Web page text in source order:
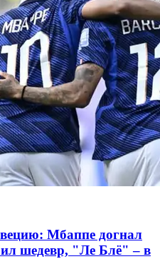
Мбаппе догнал
шедевр, "Ле Блё" – в